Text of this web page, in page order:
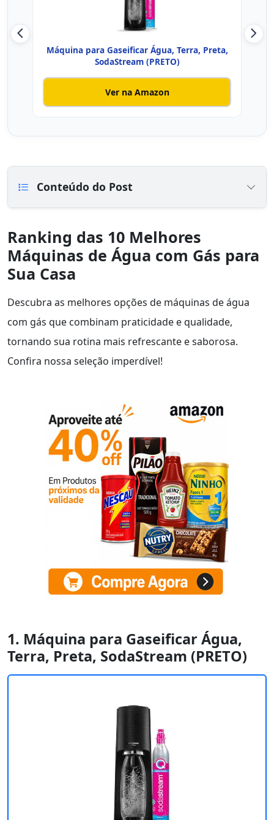
Máquina para Gaseificar Água, Terra, Preta,
SodaStream (PRETO)
Ver na Amazon
Conteúdo do Post
Ranking das 10 Melhores
Máquinas de Água com Gás para
Sua Casa
Descubra as melhores opções de máquinas de água
com gás que combinam praticidade e qualidade,
tornando sua rotina mais refrescante e saborosa.
Confira nossa seleção imperdível!
1. Máquina para Gaseificar Água,
Terra, Preta, SodaStream (PRETO)